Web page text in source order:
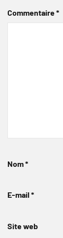
Commentaire*
Nom*
E-mail *
Site web